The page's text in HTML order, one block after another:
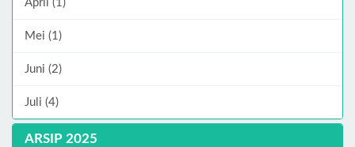
April (1)
Mei (1)
Juni (2)
Juli (4)
ARSIP 2025